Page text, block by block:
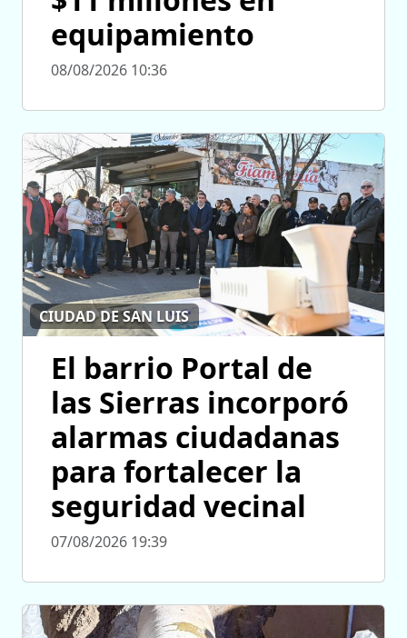
equipamiento
08/08/2026 10:36
CIUDAD DE SAN LUIS
El barrio Portal de
las Sierras incorporó
alarmas ciudadanas
para fortalecer la
seguridad vecinal
07/08/2026 19:39